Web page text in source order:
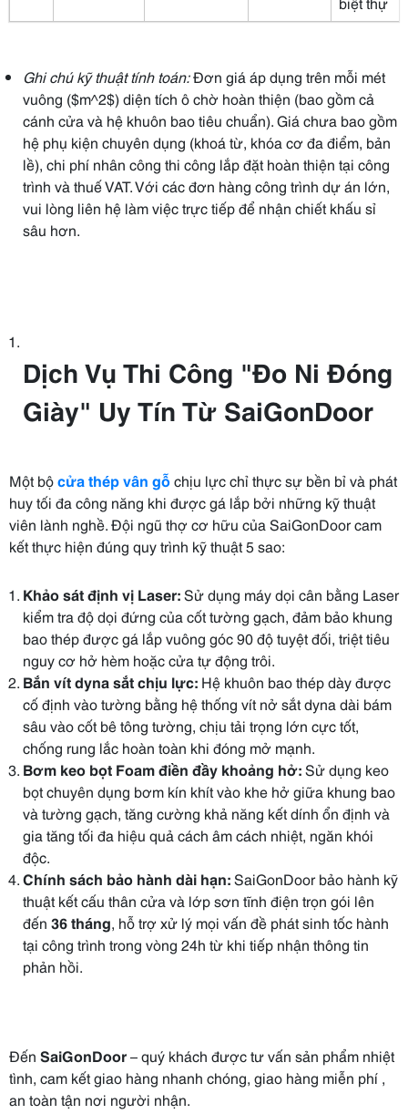
Ghi chú kỹ thuật tính toán:Đơn giá áp dụng trên mỗi mét
vuông ($m^2$) diện tích ô chờ hoàn thiện (bao gồm cả
cánh cửa và hệ khuôn bao tiêu chuẩn). Giá chưa bao gồm
hệ phụ kiện chuyên dụng (khoá từ, khóa cơ đa điểm, bản
lề), chi phí nhân công thi công lắp đặt hoàn thiện tại công
trình và thuế VAT. Với các đơn hàng công trình dự án lớn,
vui lòng liên hệ làm việc trực tiếp để nhận chiết khấu sỉ
sâu hơn.
Dịch Vụ Thi Công "Đo Ni Đóng
Giày" Uy Tín Từ SaiGonDoor
Một bộcửa thép vân gỗchịu lực chỉ thực sự bền bỉ và phát
huy tối đa công năng khi được gá lắp bởi những kỹ thuật
viên lành nghề. Đội ngũ thợ cơ hữu của SaiGonDoor cam
kết thực hiện đúng quy trình kỹ thuật 5 sao:
Khảo sát định vị Laser:Sử dụng máy dọi cân bằng Laser
kiểm tra độ dọi đứng của cốt tường gạch, đảm bảo khung
bao thép được gá lắp vuông góc 90 độ tuyệt đối, triệt tiêu
nguy cơ hở hèm hoặc cửa tự động trôi.
Bắn vít dyna sắt chịu lực: Hệ khuôn bao thép dày được
cố định vào tường bằng hệ thống vít nở sắt dyna dài bám
sâu vào cốt bê tông tường, chịu tải trọng lớn cực tốt,
chống rung lắc hoàn toàn khi đóng mở mạnh.
Bơm keo bọt Foam điền đầy khoảng hở:Sử dụng keo
bọt chuyên dụng bơm kín khít vào khe hở giữa khung bao
và tường gạch, tăng cường khả năng kết dính ổn định và
gia tăng tối đa hiệu quả cách âm cách nhiệt, ngăn khói
độc.
Chính sách bảo hành dài hạn:SaiGonDoor bảo hành kỹ
thuật kết cấu thân cửa và lớp sơn tĩnh điện trọn gói lên
đến 36 tháng, hỗ trợ xử lý mọi vấn đề phát sinh tốc hành
tại công trình trong vòng 24h từ khi tiếp nhận thông tin
phản hồi.
Đến SaiGonDoor– quý khách được tư vấn sản phẩm nhiệt
tình, cam kết giao hàng nhanh chóng, giao hàng miễn phí ,
an toàn tận nơi người nhận.